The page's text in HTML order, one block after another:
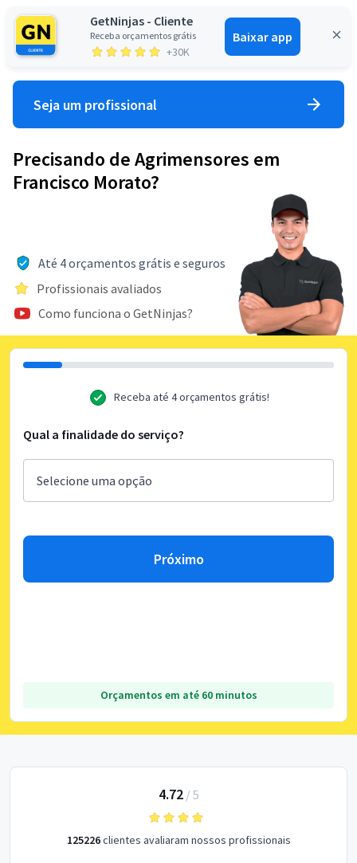
GetNinjas - Cliente
Receba orçamentos grátis
+30K
Baixar app
Entrar
Seja um profissional
Precisando de Agrimensores em
Francisco Morato?
Até 4 orçamentos grátis e seguros
Profissionais avaliados
Como funciona o GetNinjas?
Receba até 4 orçamentos grátis!
Qual a finalidade do serviço?
Próximo
Orçamentos em até 60 minutos
4.72/ 5
125226clientes avaliaram nossos profissionais